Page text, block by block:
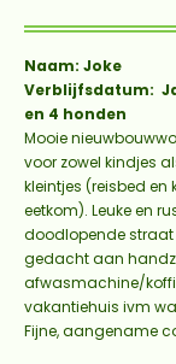
Naam: Joke
Verblijfsdatum:
en 4 honden
Mooie
voor zowel kindjes
kleintjes (reisbed en
eetkom). Leuke en
doodlopende straat
gedacht aan
afwasmachine/
vakantiehuis ivm
Fijne, aangename